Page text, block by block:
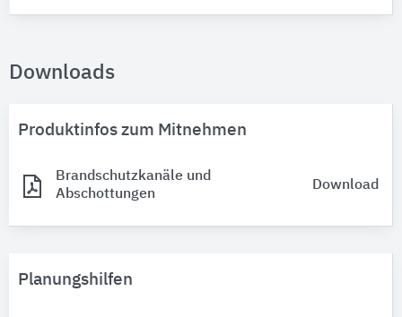
Downloads
Produktinfos zum Mitnehmen
Brandschutzkanäle und
Abschottungen
Download
Planungshilfen